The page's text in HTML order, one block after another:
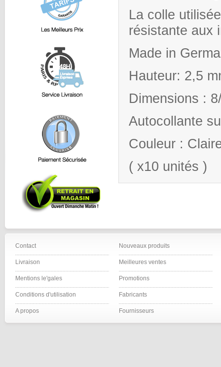
La colle
résistante aux
Made in
Hauteur: 2,5
Dimensions :
Autocollante
Couleur :
( x10 unités )
Contact
Livraison
Mentions le'gales
Conditions d'utilisation
A propos
Nouveaux produits
Meilleures ventes
Promotions
Fabricants
Fournisseurs